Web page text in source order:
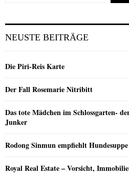
NEUSTE BEITRÄGE
Die Piri-Reis Karte
Der Fall Rosemarie Nitribitt
Das tote Mädchen im Schlossgarten-
Junker
Rodong Sinmun empfiehlt
Royal Real Estate – Vorsicht,